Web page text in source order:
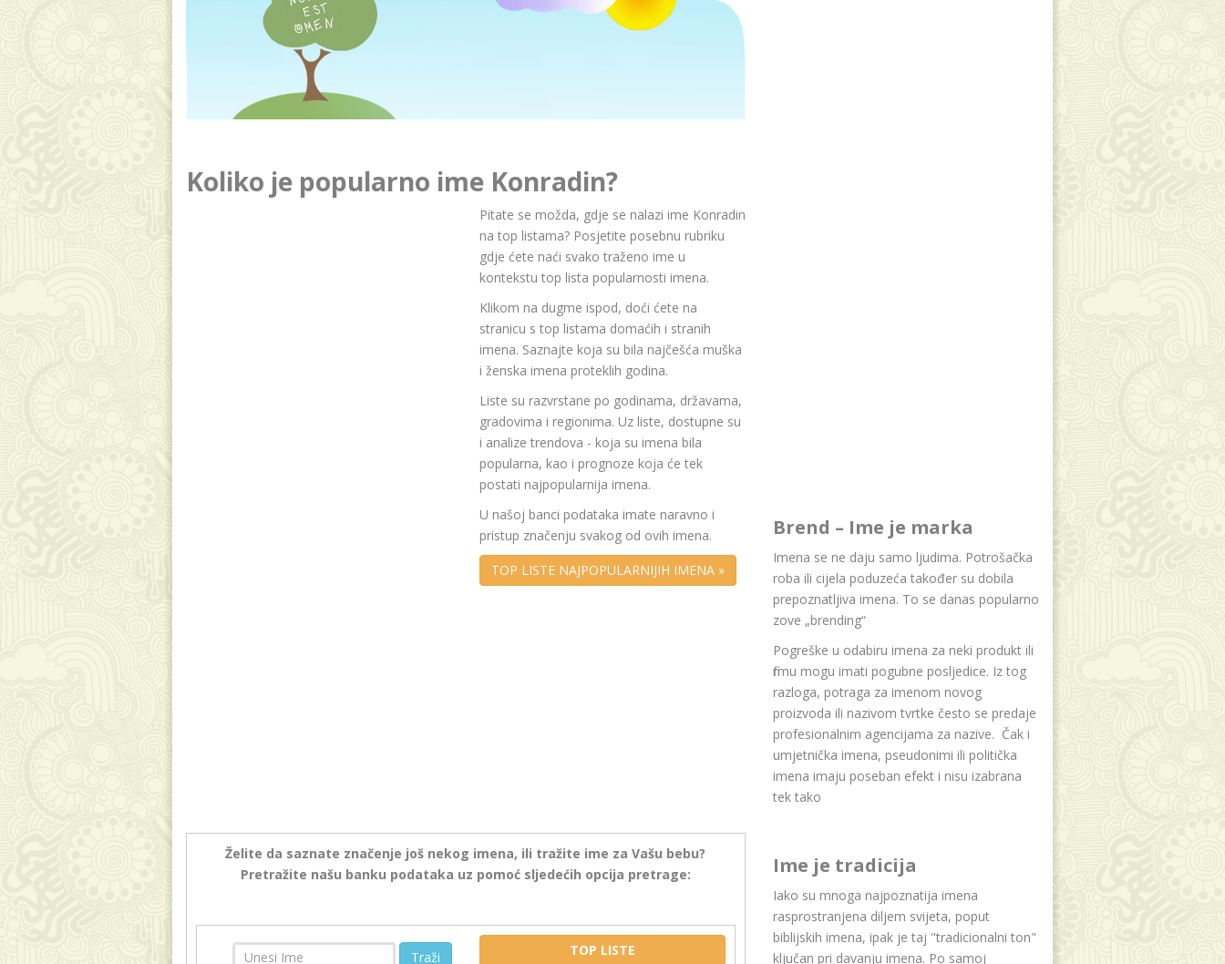
Koliko je popularno ime Konradin?
Pitate se možda, gdje se nalazi ime Konradin
na top listama? Posjetite posebnu rubriku
gdje ćete naći svako traženo ime u
kontekstu top lista popularnosti imena.
Klikom na dugme ispod, doći ćete na
stranicu s top listama domaćih i stranih
imena. Saznajte koja su bila najčešća muška
i ženska imena proteklih godina.
Liste su razvrstane po godinama, državama,
gradovima i regionima. Uz liste, dostupne su
i analize trendova - koja su imena bila
popularna, kao i prognoze koja će tek
postati najpopularnija imena.
U našoj banci podataka imate naravno i
pristup značenju svakog od ovih imena.
TOP LISTE NAJPOPULARNIJIH IMENA »
Želite da saznate značenje još nekog imena, ili tražite ime za Vašu bebu?
Pretražite našu banku podataka uz pomoć sljedećih opcija pretrage:
Traži TOP LISTE
Brend – Ime je marka
Imena se ne daju samo ljudima. Potrošačka
roba ili cijela poduzeća također su dobila
prepoznatljiva imena. To se danas popularno
zove „brending“
Pogreške u odabiru imena za neki produkt ili
firmu mogu imati pogubne posljedice. Iz tog
razloga, potraga za imenom novog
proizvoda ili nazivom tvrtke često se predaje
profesionalnim agencijama za nazive. Čak i
umjetnička imena, pseudonimi ili politička
imena imaju poseban efekt i nisu izabrana
tek tako
Ime je tradicija
Iako su mnoga najpoznatija imena
rasprostranjena diljem svijeta, poput
biblijskih imena, ipak je taj "tradicionalni ton"
ključan pri davanju imena. Po samoj